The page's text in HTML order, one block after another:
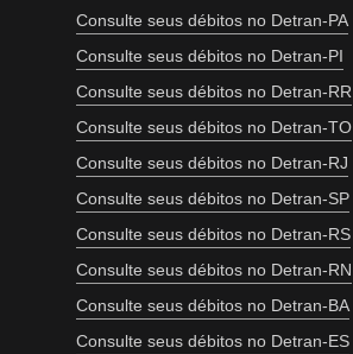
Consulte seus débitos no Detran-PA
Consulte seus débitos no Detran-PI
Consulte seus débitos no Detran-RR
Consulte seus débitos no Detran-TO
Consulte seus débitos no Detran-RJ
Consulte seus débitos no Detran-SP
Consulte seus débitos no Detran-RS
Consulte seus débitos no Detran-RN
Consulte seus débitos no Detran-BA
Consulte seus débitos no Detran-ES